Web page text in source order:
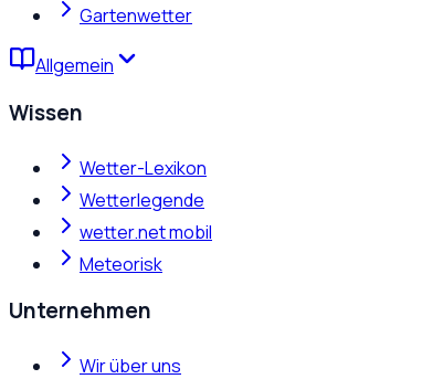
Gartenwetter
Allgemein
Wissen
Wetter-Lexikon
Wetterlegende
wetter.net mobil
Meteorisk
Unternehmen
Wir über uns